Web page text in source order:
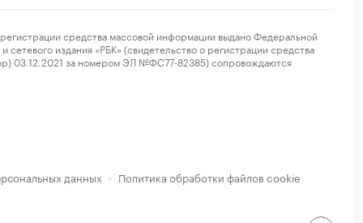
средства массовой информации выдано Федеральной
издания «РБК» (свидетельство о регистрации средства
03.12.2021 за номером ЭЛ №ФС77-82385) сопровождаются
данных · Политика обработки файлов cookie